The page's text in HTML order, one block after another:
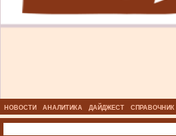
НОВОСТИ АНАЛИТИКА ДАЙДЖЕСТ СПРАВОЧНИК